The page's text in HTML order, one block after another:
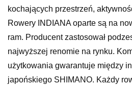
kochających przestrzeń,
Rowery INDIANA oparte są na
ram. Producent zastosował
najwyższej renomie na rynku.
użytkowania gwarantuje między
japońskiego SHIMANO. Każdy